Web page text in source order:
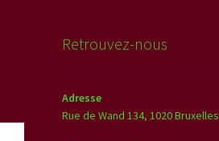
Retrouvez-nous
Adresse
Rue de Wand 134, 1020 Bruxelles